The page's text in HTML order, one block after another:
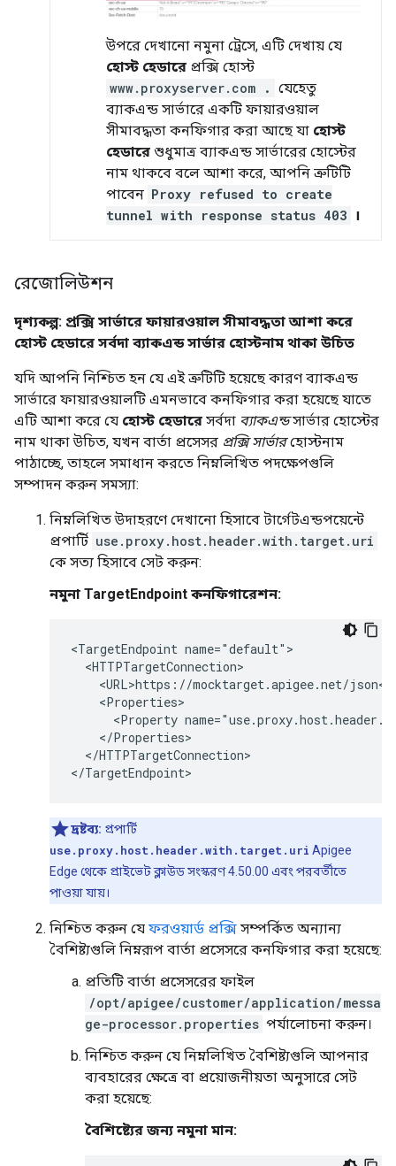
উপরে দেখানো নমুনা ট্রেসে, এটি দেখায় যে
হোস্ট হেডারে প্রক্সি হোস্ট
www.proxyserver.com
. যেহেতু
ব্যাকএন্ড সার্ভারে একটি ফায়ারওয়াল
সীমাবদ্ধতা কনফিগার করা আছে যা হোস্ট
হেডারে শুধুমাত্র ব্যাকএন্ড সার্ভারের হোস্টের
নাম থাকবে বলে আশা করে, আপনি ত্রুটিটি
পাবেন Proxy refused to create
tunnel with response status 403 ।
রেজোলিউশন
দৃশ্যকল্প: প্রক্সি সার্ভারে ফায়ারওয়াল সীমাবদ্ধতা আশা করে
হোস্ট হেডারে সর্বদা ব্যাকএন্ড সার্ভার হোস্টনাম থাকা উচিত
যদি আপনি নিশ্চিত হন যে এই ত্রুটিটি হয়েছে কারণ ব্যাকএন্ড
সার্ভারে ফায়ারওয়ালটি এমনভাবে কনফিগার করা হয়েছে যাতে
এটি আশা করে যে হোস্ট হেডারে সর্বদা ব্যাকএন্ডসার্ভার হোস্টের
নাম থাকা উচিত, যখন বার্তা প্রসেসর প্রক্সি সার্ভারহোস্টনাম
পাঠাচ্ছে, তাহলে সমাধান করতে নিম্নলিখিত পদক্ষেপগুলি
সম্পাদন করুন সমস্যা:
নিম্নলিখিত উদাহরণে দেখানো হিসাবে টার্গেটএন্ডপয়েন্টে
প্রপার্টি use.proxy.host.header.with.target.uri
কে সত্য হিসাবে সেট করুন:
নমুনা TargetEndpoint কনফিগারেশন:
<TargetEndpoint name="default">
  <HTTPTargetConnection>
<URL>https://mocktarget.apigee.net/
    <Properties>
<Property
    </Properties>
  </HTTPTargetConnection>
</TargetEndpoint>
দ্রষ্টব্য: প্রপার্টি
use.proxy.host.header.with.target.uri Apigee
Edge থেকে প্রাইভেট ক্লাউড সংস্করণ 4.50.00 এবং পরবর্তীতে
পাওয়া যায়।
নিশ্চিত করুন যে ফরওয়ার্ড প্রক্সি সম্পর্কিত অন্যান্য
বৈশিষ্ট্যগুলি নিম্নরূপ বার্তা প্রসেসরে কনফিগার করা হয়েছে:
প্রতিটি বার্তা প্রসেসরের ফাইল
/opt/apigee/customer/application/messa
ge-processor.properties পর্যালোচনা করুন।
নিশ্চিত করুন যে নিম্নলিখিত বৈশিষ্ট্যগুলি আপনার
ব্যবহারের ক্ষেত্রে বা প্রয়োজনীয়তা অনুসারে সেট
করা হয়েছে:
বৈশিষ্ট্যের জন্য নমুনা মান: